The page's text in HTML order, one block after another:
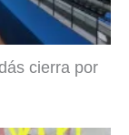
cierra por